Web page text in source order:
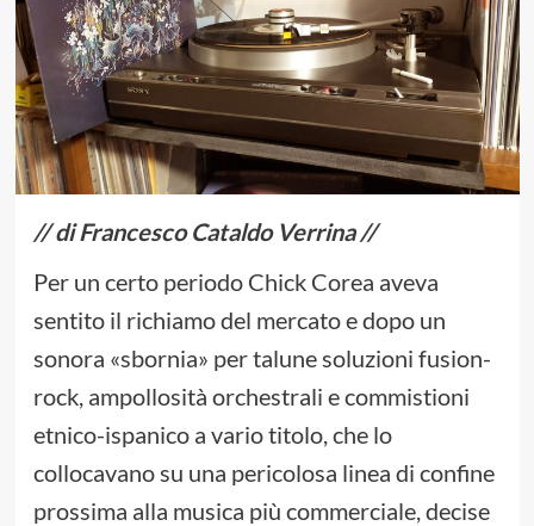
// di Francesco Cataldo Verrina //
Per un certo periodo Chick Corea aveva
sentito il richiamo del mercato e dopo un
sonora «sbornia» per talune soluzioni fusion-
rock, ampollosità orchestrali e commistioni
etnico-ispanico a vario titolo, che lo
collocavano su una pericolosa linea di confine
prossima alla musica più commerciale, decise